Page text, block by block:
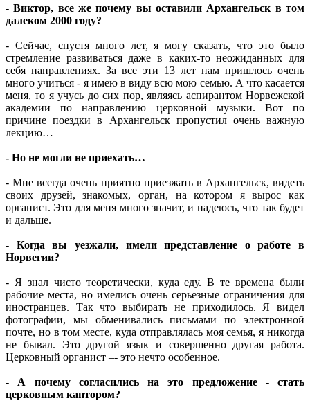
- Виктор, все же почему вы оставили Архангельск в том
далеком 2000 году?
- Сейчас, спустя много лет, я могу сказать, что это было
стремление развиваться даже в каких-то неожиданных для
себя направлениях. За все эти 13 лет нам пришлось очень
много учиться - я имею в виду всю мою семью. А что касается
меня, то я учусь до сих пор, являясь аспирантом Норвежской
академии по направлению церковной музыки. Вот по
причине поездки в Архангельск пропустил очень важную
лекцию…
- Но не могли не приехать…
- Мне всегда очень приятно приезжать в Архангельск, видеть
своих друзей, знакомых, орган, на котором я вырос как
органист. Это для меня много значит, и надеюсь, что так будет
и дальше.
- Когда вы уезжали, имели представление о работе в
Норвегии?
- Я знал чисто теоретически, куда еду. В те времена были
рабочие места, но имелись очень серьезные ограничения для
иностранцев. Так что выбирать не приходилось. Я видел
фотографии, мы обменивались письмами по электронной
почте, но в том месте, куда отправлялась моя семья, я никогда
не бывал. Это другой язык и совершенно другая работа.
Церковный органист –- это нечто особенное.
- А почему согласились на это предложение - стать
церковным кантором?